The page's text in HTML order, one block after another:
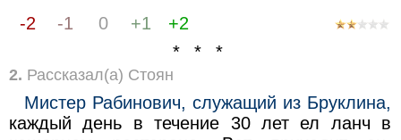
-2
-1 0 +1
+2
* * *
2. Рассказал(а) Стоян
Мистер Рабинович, служащий из Бруклина,
каждый день в течение 30 лет ел ланч в